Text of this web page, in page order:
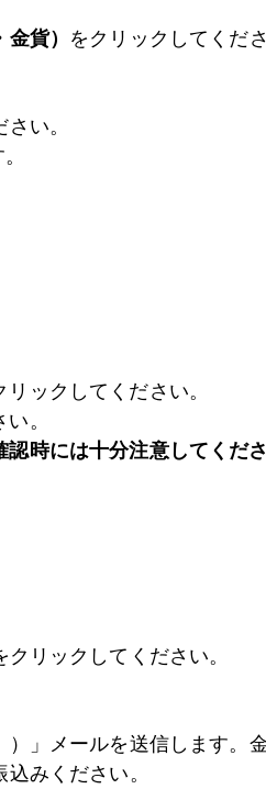
貨） をクリックしてくださ
い。
リックしてください。
。
時には十分注意してくださ
クリックしてください。
」メールを送信します。
みください。